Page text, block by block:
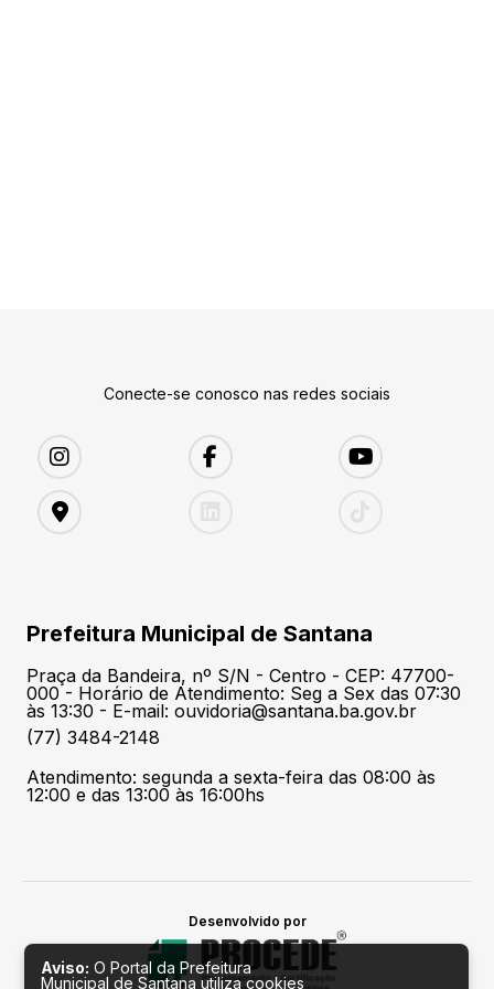
Conecte-se conosco nas redes sociais
Prefeitura Municipal de Santana
Praça da Bandeira, nº S/N - Centro - CEP: 47700-
000 - Horário de Atendimento: Seg a Sex das 07:30
às 13:30 - E-mail: ouvidoria@santana.ba.gov.br
(77) 3484-2148
Atendimento: segunda a sexta-feira das 08:00 às
12:00 e das 13:00 às 16:00hs
Desenvolvido por
Aviso: O Portal da Prefeitura
Municipal de Santana utiliza cookies